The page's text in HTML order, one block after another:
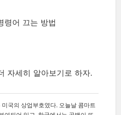
령어 끄는 방법
자세히 알아보기로 하자.
국의 상업부호였다. 오늘날 콤마트